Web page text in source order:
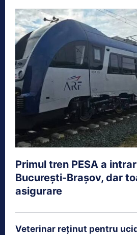
Primul tren PESA a
București-Brașov, dar
asigurare
Veterinar reținut pentru